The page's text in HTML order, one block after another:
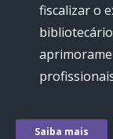
fiscalizar o
Saiba mais